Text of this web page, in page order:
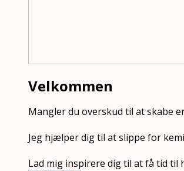
Velkommen
Mangler du overskud til at skabe
Jeg hjælper dig til at slippe for
Lad mig inspirere dig til at få tid til